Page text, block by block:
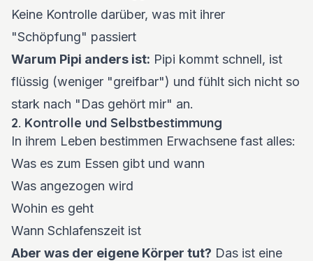
Keine Kontrolle darüber, was mit ihrer
"Schöpfung" passiert
Warum Pipi anders ist: Pipi kommt schnell, ist
flüssig (weniger "greifbar") und fühlt sich nicht so
stark nach "Das gehört mir" an.
2. Kontrolle und Selbstbestimmung
In ihrem Leben bestimmen Erwachsene fast alles:
Was es zum Essen gibt und wann
Was angezogen wird
Wohin es geht
Wann Schlafenszeit ist
Aber was der eigene Körper tut? Das ist eine